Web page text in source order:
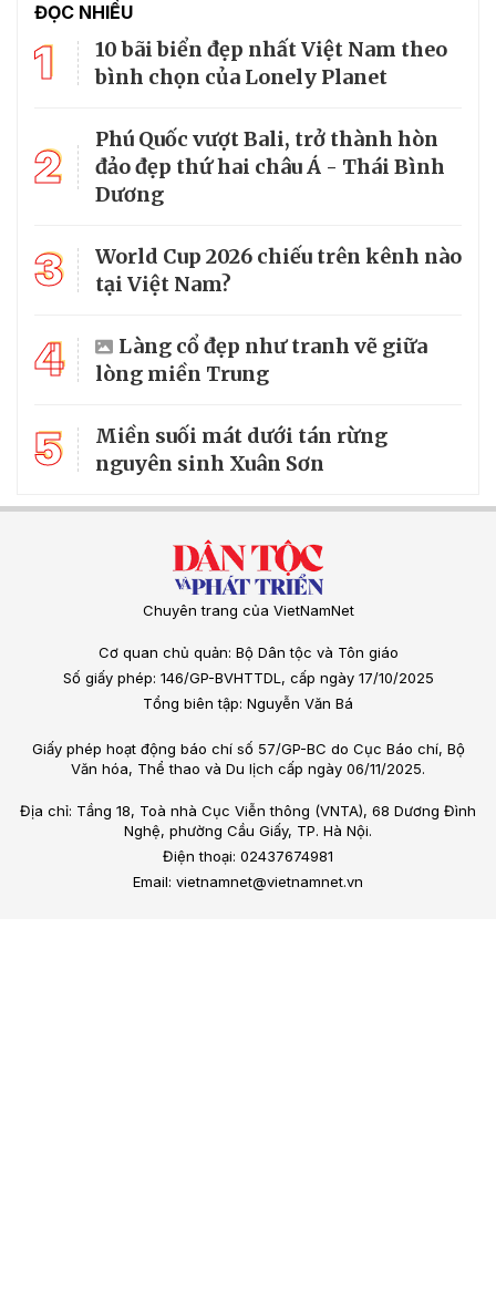
ĐỌC NHIỀU
1
10 bãi biển đẹp nhất Việt Nam theo
bình chọn của Lonely Planet
2
Phú Quốc vượt Bali, trở thành hòn
đảo đẹp thứ hai châu Á - Thái Bình
Dương
3
World Cup 2026 chiếu trên kênh nào
tại Việt Nam?
4
Làng cổ đẹp như tranh vẽ giữa
lòng miền Trung
5
Miền suối mát dưới tán rừng
nguyên sinh Xuân Sơn
Chuyên trang của VietNamNet
Cơ quan chủ quản: Bộ Dân tộc và Tôn giáo
Số giấy phép: 146/GP-BVHTTDL, cấp ngày 17/10/2025
Tổng biên tập: Nguyễn Văn Bá
Giấy phép hoạt động báo chí số 57/GP-BC do Cục Báo chí, Bộ
Văn hóa, Thể thao và Du lịch cấp ngày 06/11/2025.
Địa chỉ: Tầng 18, Toà nhà Cục Viễn thông (VNTA), 68 Dương Đình
Nghệ, phường Cầu Giấy, TP. Hà Nội.
Điện thoại: 02437674981
Email: vietnamnet@vietnamnet.vn